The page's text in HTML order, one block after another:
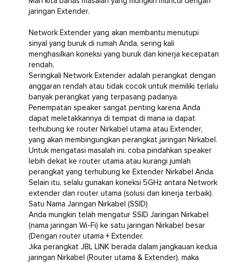
jaringan Extender.
Network Extender yang akan membantu menutupi
sinyal yang buruk di rumah Anda, sering kali
menghasilkan koneksi yang buruk dan kinerja kecepatan
rendah.
Seringkali Network Extender adalah perangkat dengan
anggaran rendah atau tidak cocok untuk memiliki terlalu
banyak perangkat yang terpasang padanya.
Penempatan speaker sangat penting karena Anda
dapat meletakkannya di tempat di mana ia dapat
terhubung ke router Nirkabel utama atau Extender,
yang akan membingungkan perangkat jaringan Nirkabel.
Untuk mengatasi masalah ini, coba pindahkan speaker
lebih dekat ke router utama atau kurangi jumlah
perangkat yang terhubung ke Extender Nirkabel Anda.
Selain itu, selalu gunakan koneksi 5GHz antara Network
extender dan router utama (solusi dan kinerja terbaik).
Satu Nama Jaringan Nirkabel (SSID)
Anda mungkin telah mengatur SSID Jaringan Nirkabel
(nama jaringan Wi-Fi) ke satu jaringan Nirkabel besar
(Dengan router utama + Extender.
Jika perangkat JBL LINK berada dalam jangkauan kedua
jaringan Nirkabel (Router utama & Extender), maka